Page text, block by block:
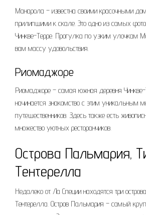
Манарола – известна своими красочными
прилипшими к скале. Это одно из самых
Чинкве-Терре. Прогулка по узким улочкам
вам массу удовольствия.
Риомаджоре
Риомаджоре – самая южная деревня Чинкве-
начинается знакомство с этим уникальным
путешественников. Здесь также есть
множество уютных ресторанчиков.
Острова Пальмария‚
Тентерелла
Недалеко от Ла Специи находятся три
Тентерелла. Остров Пальмария – самый